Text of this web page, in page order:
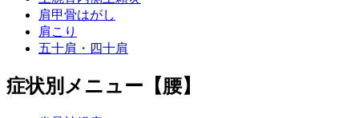
肩甲骨はがし
肩こり
五十肩・四十肩
症状別メニュー【腰】